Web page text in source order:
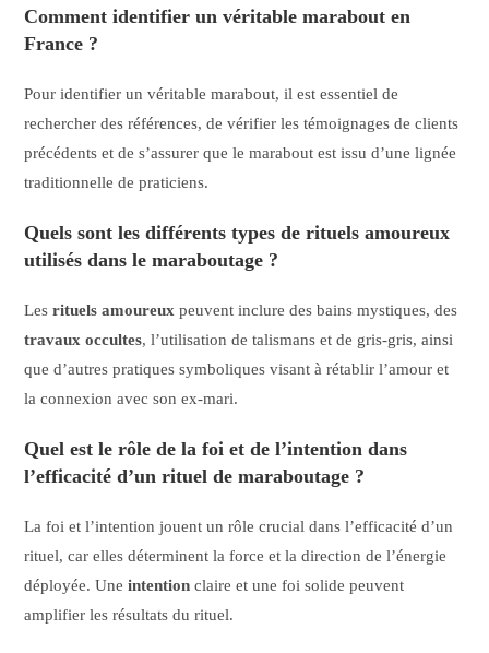
Comment identifier un véritable marabout en
France ?
Pour identifier un véritable marabout, il est essentiel de
rechercher des références, de vérifier les témoignages de clients
précédents et de s’assurer que le marabout est issu d’une lignée
traditionnelle de praticiens.
Quels sont les différents types de rituels amoureux
utilisés dans le maraboutage ?
Lesrituels amoureux peuvent inclure des bains mystiques, des
travaux occultes, l’utilisation de talismans et de gris-gris, ainsi
que d’autres pratiques symboliques visant à rétablir l’amour et
la connexion avec son ex-mari.
Quel est le rôle de la foi et de l’intention dans
l’efficacité d’un rituel de maraboutage ?
La foi et l’intention jouent un rôle crucial dans l’efficacité d’un
rituel, car elles déterminent la force et la direction de l’énergie
déployée. Uneintention claire et une foi solide peuvent
amplifier les résultats du rituel.